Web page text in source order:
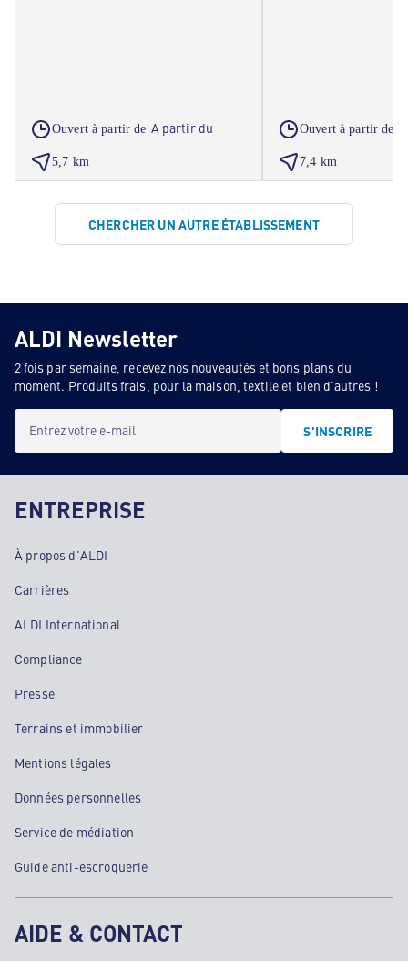
Ouvert à partir de A partir du
5,7 km
Ouvert à partir de
7,4 km
CHERCHER UN AUTRE ÉTABLISSEMENT
ALDI Newsletter
2 fois par semaine, recevez nos nouveautés et bons plans du
moment. Produits frais, pour la maison, textile et bien d'autres !
Entrez votre e-mail S'INSCRIRE
ENTREPRISE
À propos d'ALDI
Carrières
ALDI International
Compliance
Presse
Terrains et immobilier
Mentions légales
Données personnelles
Service de médiation
Guide anti-escroquerie
AIDE & CONTACT